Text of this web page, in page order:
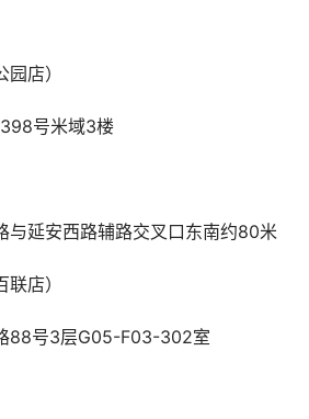
店）
号米域3楼
与延安西路辅路交叉口东南约80米
店）
88号3层G05-F03-302室